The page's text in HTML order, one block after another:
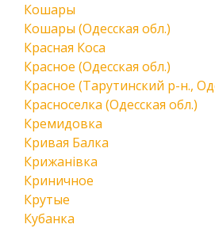
Кошары
Кошары (Одесская обл.)
Красная Коса
Красное (Одесская обл.)
Красное (Тарутинский р-н.,
Красноселка (Одесская обл.)
Кремидовка
Кривая Балка
Крижанівка
Криничное
Крутые
Кубанка